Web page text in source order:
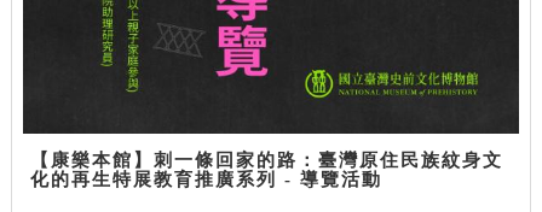
【康樂本館】刺一條回家的路：臺灣原住民族紋身文
化的再生特展教育推廣系列 - 導覽活動